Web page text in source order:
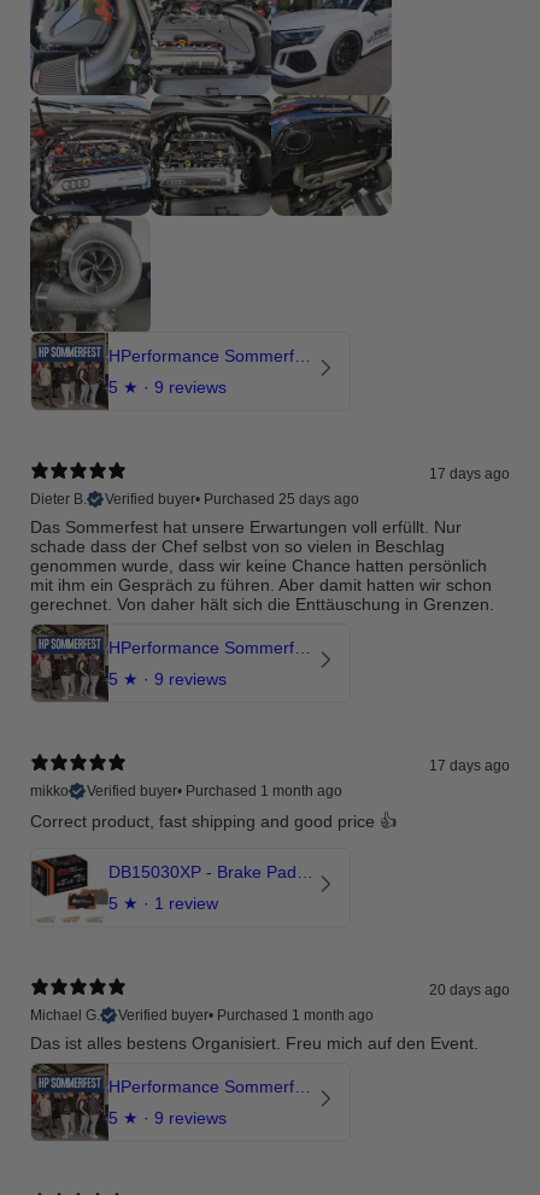
5 ★ · 9 reviews
17 days ago
Dieter B.
Verified buyer• Purchased 25 days ago
Das Sommerfest hat unsere Erwartungen voll erfüllt. Nur
schade dass der Chef selbst von so vielen in Beschlag
genommen wurde, dass wir keine Chance hatten persönlich
mit ihm ein Gespräch zu führen. Aber damit hatten wir schon
gerechnet. Von daher hält sich die Enttäuschung in Grenzen.
5 ★ · 9 reviews
17 days ago
mikko
Verified buyer• Purchased 1 month ago
Correct product, fast shipping and good price 👍
5 ★ · 1 review
20 days ago
Michael G.
Verified buyer• Purchased 1 month ago
Das ist alles bestens Organisiert. Freu mich auf den Event.
5 ★ · 9 reviews